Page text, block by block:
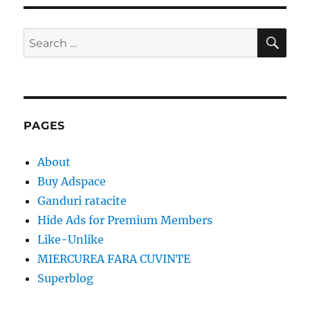
Search
for:
PAGES
About
Buy Adspace
Ganduri ratacite
Hide Ads for Premium Members
Like-Unlike
MIERCUREA FARA CUVINTE
Superblog